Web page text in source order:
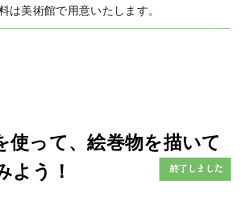
は美術館で用意いたします。
使って、絵巻物を描いて
よう！